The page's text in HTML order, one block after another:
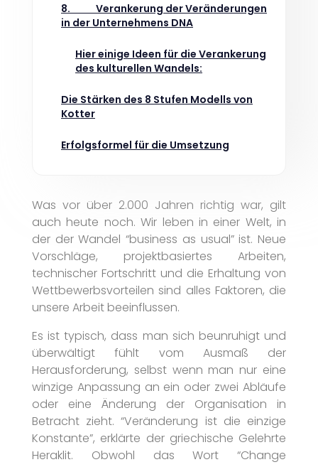
8. Verankerung der Veränderungen
in der Unternehmens DNA
Hier einige Ideen für die Verankerung
des kulturellen Wandels:
Die Stärken des 8 Stufen Modells von
Kotter
Erfolgsformel für die Umsetzung
Was vor über 2.000 Jahren richtig war, gilt
auch heute noch. Wir leben in einer Welt, in
der der Wandel “business as usual” ist. Neue
Vorschläge, projektbasiertes Arbeiten,
technischer Fortschritt und die Erhaltung von
Wettbewerbsvorteilen sind alles Faktoren, die
unsere Arbeit beeinflussen.
Es ist typisch, dass man sich beunruhigt und
überwältigt fühlt vom Ausmaß der
Herausforderung, selbst wenn man nur eine
winzige Anpassung an ein oder zwei Abläufe
oder eine Änderung der Organisation in
Betracht zieht. “Veränderung ist die einzige
Konstante”, erklärte der griechische Gelehrte
Heraklit. Obwohl das Wort “Change